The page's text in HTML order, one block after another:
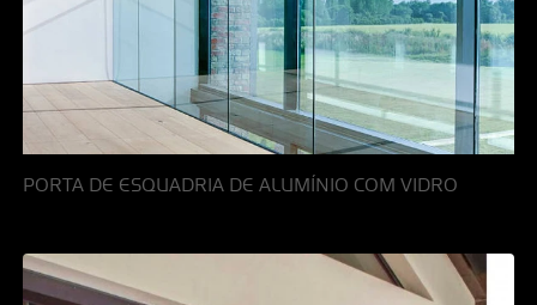
PORTA DE ESQUADRIA DE ALUMÍNIO COM VIDRO